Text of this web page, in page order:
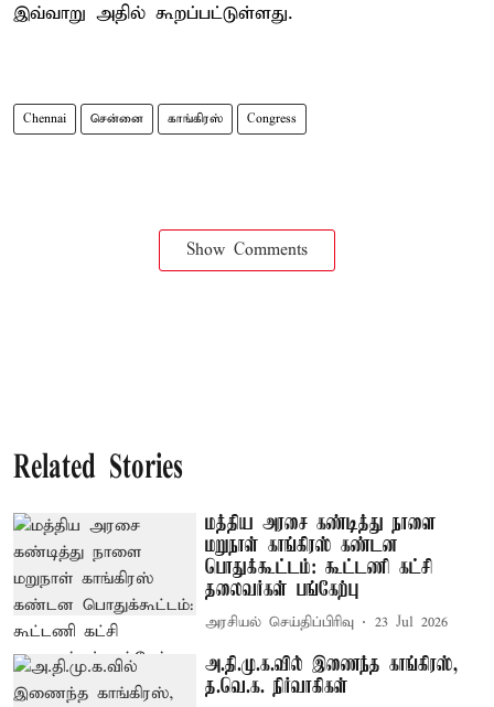
இவ்வாறு அதில் கூறப்பட்டுள்ளது.
Chennai சென்னை காங்கிரஸ் Congress
Show Comments
Related Stories
மத்திய அரசை கண்டித்து நாளை
மறுநாள் காங்கிரஸ் கண்டன
பொதுக்கூட்டம்: கூட்டணி கட்சி
தலைவர்கள் பங்கேற்பு
அரசியல் செய்திப்பிரிவு 23 Jul 2026
அ.தி.மு.க.வில் இணைந்த காங்கிரஸ்,
த.வெ.க. நிர்வாகிகள்